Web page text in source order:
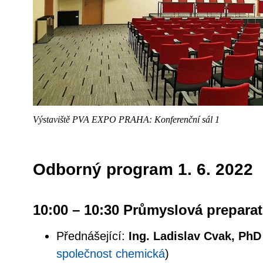
Výstaviště PVA EXPO PRAHA: Konferenční sál 1
Odborný program 1. 6. 2022
10:00 – 10:30 Průmyslová
Přednášející: Ing. Ladislav Cvak, PhD
společnost chemická)